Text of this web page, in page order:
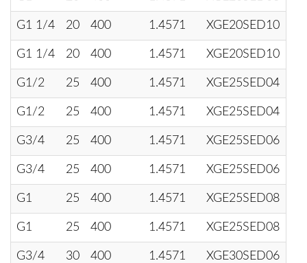
G1 1/4 20 400 1.4571 XGE20SED10
G1 1/4 20 400 1.4571 XGE20SED10
G1/2 25 400 1.4571 XGE25SED04
G1/2 25 400 1.4571 XGE25SED04
G3/4 25 400 1.4571 XGE25SED06
G3/4 25 400 1.4571 XGE25SED06
G1 25 400 1.4571 XGE25SED08
G1 25 400 1.4571 XGE25SED08
G3/4 30 400 1.4571 XGE30SED06